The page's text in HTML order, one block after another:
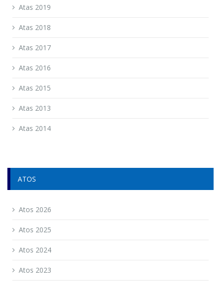
Atas 2019
Atas 2018
Atas 2017
Atas 2016
Atas 2015
Atas 2013
Atas 2014
ATOS
Atos 2026
Atos 2025
Atos 2024
Atos 2023